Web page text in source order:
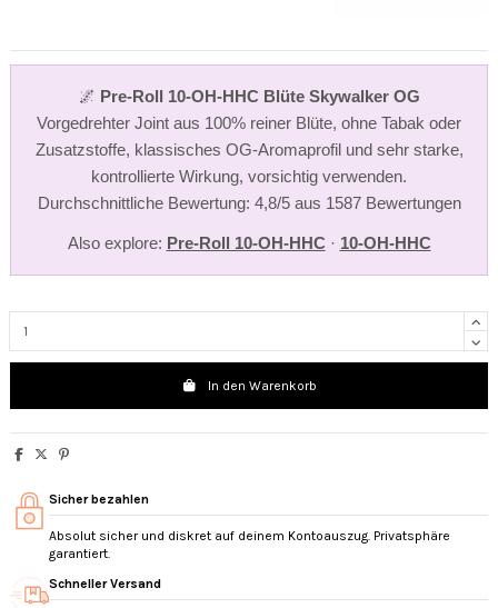
🌌 Pre-Roll 10-OH-HHC Blüte Skywalker OG
Vorgedrehter Joint aus 100% reiner Blüte, ohne Tabak oder
Zusatzstoffe, klassisches OG-Aromaprofil und sehr starke,
kontrollierte Wirkung, vorsichtig verwenden.
Durchschnittliche Bewertung: 4,8/5 aus 1587 Bewertungen
Also explore: Pre-Roll 10-OH-HHC · 10-OH-HHC
In den Warenkorb
Sicher bezahlen
Absolut sicher und diskret auf deinem Kontoauszug. Privatsphäre
garantiert.
Schneller Versand